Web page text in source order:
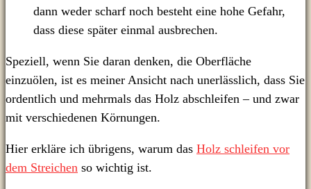
dann weder scharf noch besteht eine hohe Gefahr,
dass diese später einmal ausbrechen.
Speziell, wenn Sie daran denken, die Oberfläche
einzuölen, ist es meiner Ansicht nach unerlässlich, dass Sie
ordentlich und mehrmals das Holz abschleifen – und zwar
mit verschiedenen Körnungen.
Hier erkläre ich übrigens, warum das Holz schleifen vor
dem Streichen so wichtig ist.